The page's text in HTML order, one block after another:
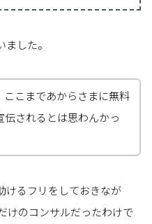
した。
こまであからさまに無料
されるとは思わんかっ
けるフリをしておきなが
けのコンサルだったわけで